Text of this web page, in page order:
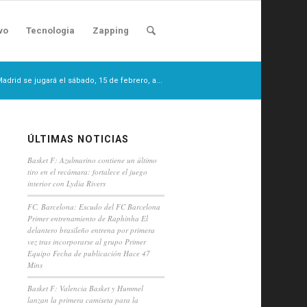
Tecnologia Zapping
se jugará el sábado, 15 de febrero, a...
ÚLTIMAS NOTICIAS
Basket F: Azulmarino contiene un último
tiro en el recámara: fortalece el juego
interior con Lydia Rivers
FC. Barcelona: Escudo del FC Barcelona
Primer entrenamiento de Raphinha El
delantero brasileño entrena por primera
vez tras incorporarse al grupo Primer
Equipo Fecha de publicación Hace 47
Mins
Basket F: Valencia Basket y Hummel
lanzan la primera camiseta para la